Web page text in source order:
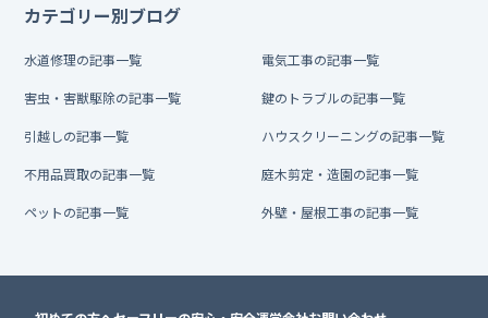
カテゴリー別ブログ
水道修理の記事一覧 電気工事の記事一覧
害虫・害獣駆除の記事一覧 鍵のトラブルの記事一覧
引越しの記事一覧 ハウスクリーニングの記事一覧
不用品買取の記事一覧 庭木剪定・造園の記事一覧
ペットの記事一覧 外壁・屋根工事の記事一覧